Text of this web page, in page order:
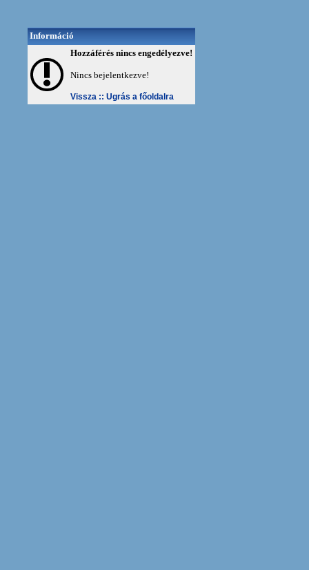
Információ
Hozzáférés nincs engedélyezve!
Nincs bejelentkezve!
Vissza :: Ugrás a főoldalra